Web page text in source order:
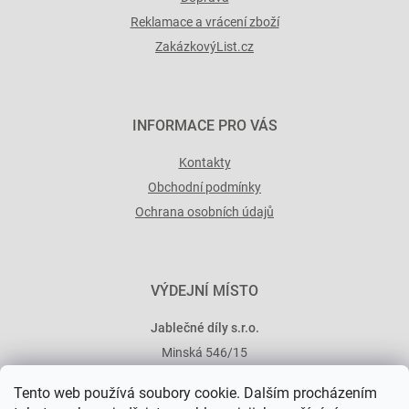
Tento web používá soubory cookie. Dalším procházením
Reklamace a vrácení zboží
ZakázkovýList.cz
INFORMACE PRO VÁS
Kontakty
Obchodní podmínky
Ochrana osobních údajů
VÝDEJNÍ MÍSTO
Jablečné díly s.r.o.
Minská 546/15